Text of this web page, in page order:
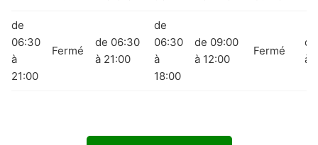
de
06:30
à
21:00
Fermé
de 06:30
à 21:00
de
06:30
à
18:00
de 09:00
à 12:00
Fermé
à